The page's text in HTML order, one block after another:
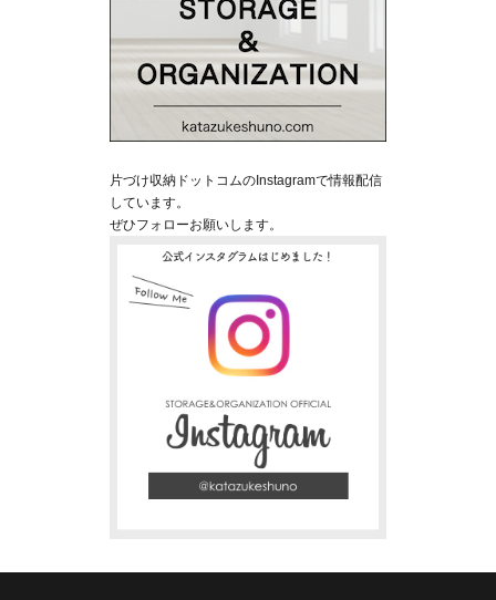
片づけ収納ドットコムのInstagramで情報配信
しています。
ぜひフォローお願いします。